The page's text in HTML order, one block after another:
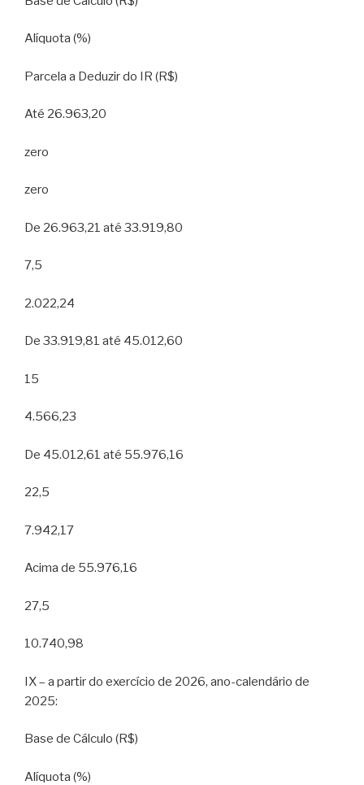
Alíquota (%)
Parcela a Deduzir do IR (R$)
Até 26.963,20
zero
zero
De 26.963,21 até 33.919,80
7,5
2.022,24
De 33.919,81 até 45.012,60
15
4.566,23
De 45.012,61 até 55.976,16
22,5
7.942,17
Acima de 55.976,16
27,5
10.740,98
IX – a partir do exercício de 2026, ano-calendário de
2025:
Base de Cálculo (R$)
Alíquota (%)